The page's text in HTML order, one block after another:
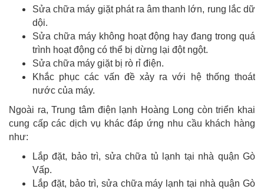
Sửa chữa máy giặt phát ra âm thanh lớn, rung lắc dữ
dội.
Sửa chữa máy không hoạt động hay đang trong quá
trình hoạt động có thể bị dừng lại đột ngột.
Sửa chữa máy giặt bị rò rỉ điện.
Khắc phục các vấn đề xảy ra với hệ thống thoát
nước của máy.
Ngoài ra, Trung tâm điện lạnh Hoàng Long còn triển khai
cung cấp các dịch vụ khác đáp ứng nhu cầu khách hàng
như:
Lắp đặt, bảo trì, sửa chữa tủ lạnh tại nhà quận Gò
Vấp.
Lắp đặt, bảo trì, sửa chữa máy lạnh tại nhà quận Gò